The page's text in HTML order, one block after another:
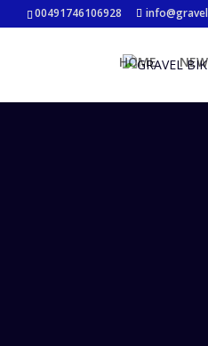
00491746106928
HOME